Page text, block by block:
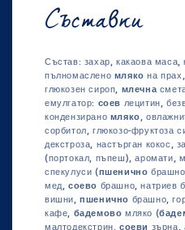
Съставки
Състав: захар, какаова маса,
пълномаслено мляко на прах,
глюкозен сироп, млечна
емулгатор: соев лецитин,
кондензирано мляко,
сорбитол, глюкозо-фруктоза
декстроза, настърган кокос,
(портокал, пъпеш), аромати,
спекулуси (пшенично
мед, соево брашно, натриев
вишни,пшенично брашно,
кафе, бадемово мляко (
малтодекстрин, соеви зърна,